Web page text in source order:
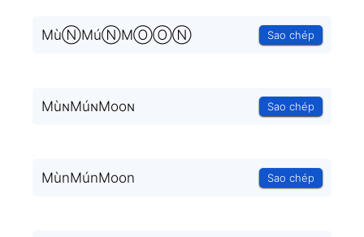
MùⓃMúⓃMⓄⓄⓃ Sao chép
MùɴMúɴMooɴ Sao chép
MùnMúnMoon Sao chép